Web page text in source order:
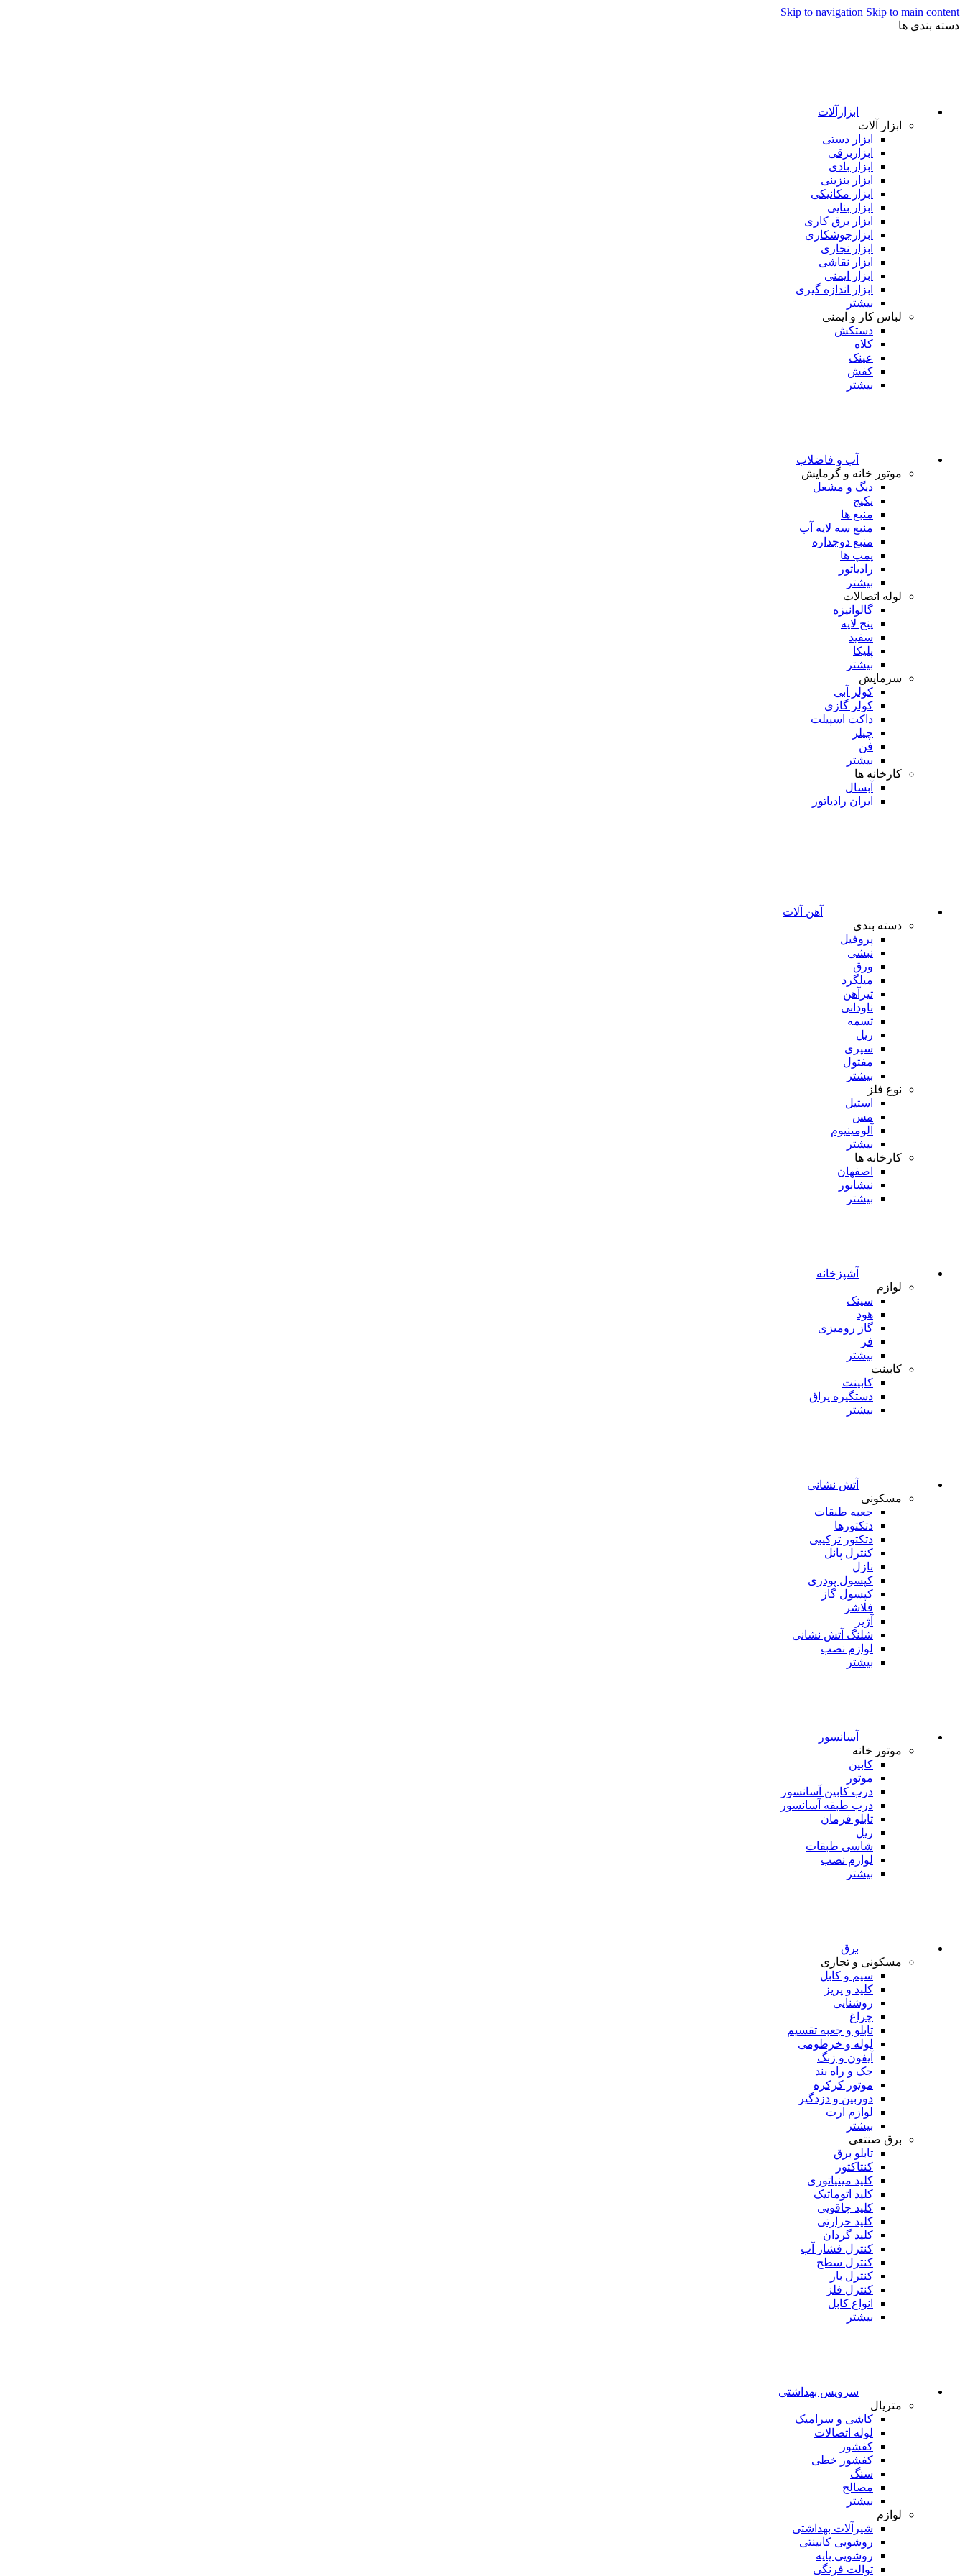
Skip to navigation Skip to main content
دسته بندی ها
ابزارآلات
ابزار آلات
ابزار دستی
ابزاربرقی
ابزار بادی
ابزار بنزینی
ابزار مکانیکی
ابزار بنایی
ابزار برق کاری
ابزارجوشکاری
ابزار نجاری
ابزار نقاشی
ابزار ایمنی
ابزار اندازه گیری
بیشتر
لباس کار و ایمنی
دستکش
کلاه
عینک
کفش
بیشتر
آب و فاضلاب
موتور خانه و گرمایش
دیگ و مشعل
پکیج
منبع ها
منبع سه لایه آب
منبع دوجداره
پمپ ها
رادیاتور
بیشتر
لوله اتصالات
گالوانیزه
پنج لایه
سفید
پلیکا
بیشتر
سرمایش
کولر آبی
کولر گازی
داکت اسپیلت
چیلر
فن
بیشتر
کارخانه ها
آبسال
ایران رادیاتور
آهن آلات
دسته بندی
پروفیل
نبشی
ورق
میلگرد
تیرآهن
ناودانی
تسمه
ریل
سپری
مفتول
بیشتر
نوع فلز
استیل
مس
آلومینیوم
بیشتر
کارخانه ها
اصفهان
نیشابور
بیشتر
آشپزخانه
لوازم
سینک
هود
گاز رومیزی
فر
بیشتر
کابینت
کابینت
دستگیره یراق
بیشتر
آتش نشانی
مسکونی
جعبه طبقات
دتکتورها
دتکتور ترکیبی
کنترل پانل
نازل
کپسول پودری
کپسول گاز
فلاشر
آژیر
شلنگ آتش نشانی
لوازم نصب
بیشتر
آسانسور
موتور خانه
کابین
موتور
درب کابین آسانسور
درب طبقه آسانسور
تابلو فرمان
ریل
شاسی طبقات
لوازم نصب
بیشتر
برق
مسکونی و تجاری
سیم و کابل
کلید و پریز
روشنایی
چراغ
تابلو و جعبه تقسیم
لوله و خرطومی
آیفون و زنگ
جک و راه بند
موتور کرکره
دوربین و دزدگیر
لوازم ارت
بیشتر
برق صنتعی
تابلو برق
کنتاکتور
کلید مینیاتوری
کلید اتوماتیک
کلید چاقویی
کلید حرارتی
کلید گردان
کنترل فشار آب
کنترل سطح
کنترل بار
کنترل فلز
انواع کابل
بیشتر
سرویس بهداشتی
متریال
کاشی و سرامیک
لوله اتصالات
کفشور
کفشور خطی
سنگ
مصالح
بیشتر
لوازم
شیرآلات بهداشتی
روشویی کابینتی
روشویی پایه
توالت فرنگی